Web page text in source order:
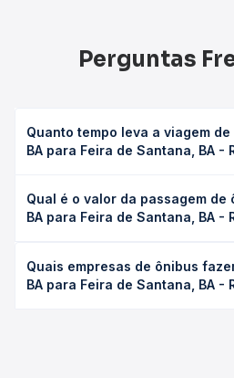
Perguntas
Quanto tempo leva a viagem de
BA para Feira de Santana, BA -
BA - Rodoviária leva em média
conforme a viação, o tipo de
duração exata de cada opção na
Qual é o valor da passagem de
BA para Feira de Santana, BA -
de Santana, BA - Rodoviária custa
varia conforme a data da viagem,
Quais empresas de ônibus
BA para Feira de Santana, BA -